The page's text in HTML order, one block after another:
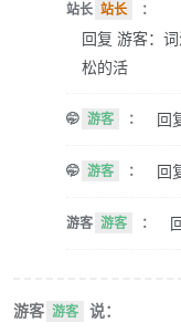
站长 站长 ：
回复 游客：
松的活
🤭 游客 ： 回
🤭 游客 ： 回
游客 游客 ：
游客 游客 说：